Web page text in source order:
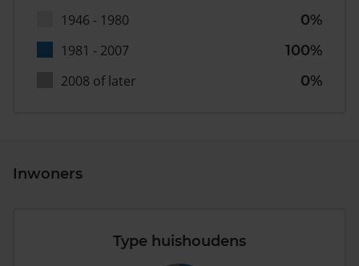
1946 - 1980
0%
1981 - 2007
100%
2008 of later
0%
Inwoners
Type huishoudens